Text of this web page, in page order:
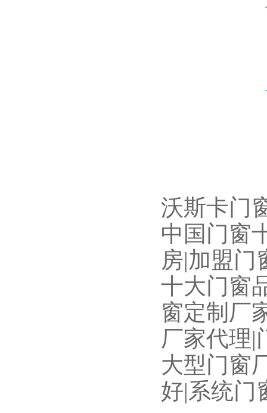
沃斯卡门
中国门窗
房|加盟门
十大门窗
窗定制厂
厂家代理|
大型门窗
好|系统门